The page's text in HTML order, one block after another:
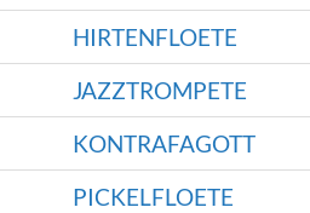
HIRTENFLOETE
JAZZTROMPETE
KONTRAFAGOTT
PICKELFLOETE